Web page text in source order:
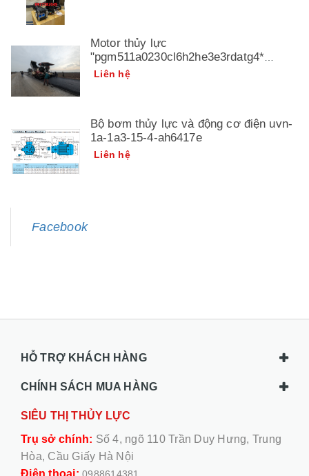
Motor thủy lực
"pgm511a0230cl6h2he3e3rdatg4*
3349211141" parker
Liên hệ
Bộ bơm thủy lực và động cơ điện uvn-
1a-1a3-15-4-ah6417e
Liên hệ
Facebook
HỖ TRỢ KHÁCH HÀNG
CHÍNH SÁCH MUA HÀNG
SIÊU THỊ THỦY LỰC
Trụ sở chính: Số 4, ngõ 110 Trần Duy Hưng, Trung
Hòa, Cầu Giấy Hà Nội
Điện thoại: